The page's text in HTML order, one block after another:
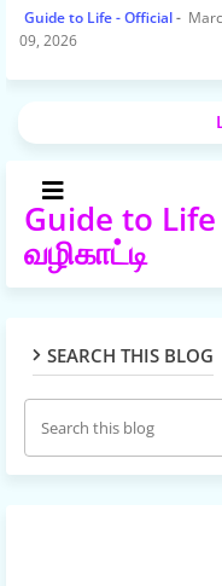
Guide to Life - Official
09, 2026
Guide to
வழிகாட்டி
SEARCH THIS BLOG